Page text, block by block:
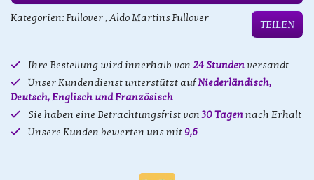
Kategorien: Pullover, Aldo Martins Pullover
TEILEN
Ihre Bestellung wird innerhalb von 24 Stunden versandt
Unser Kundendienst unterstützt aufNiederländisch,
Deutsch, Englisch und Französisch
Sie haben eine Betrachtungsfrist von30 Tagennach Erhalt
Unsere Kunden bewerten uns mit 9,6